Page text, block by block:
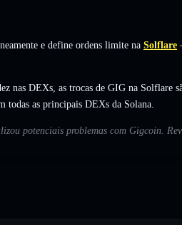
e define ordens limite na Solflare
nas DEXs, as trocas de GIG na Solflare
todas as principais DEXs da Solana.
potenciais problemas com Gigcoin.